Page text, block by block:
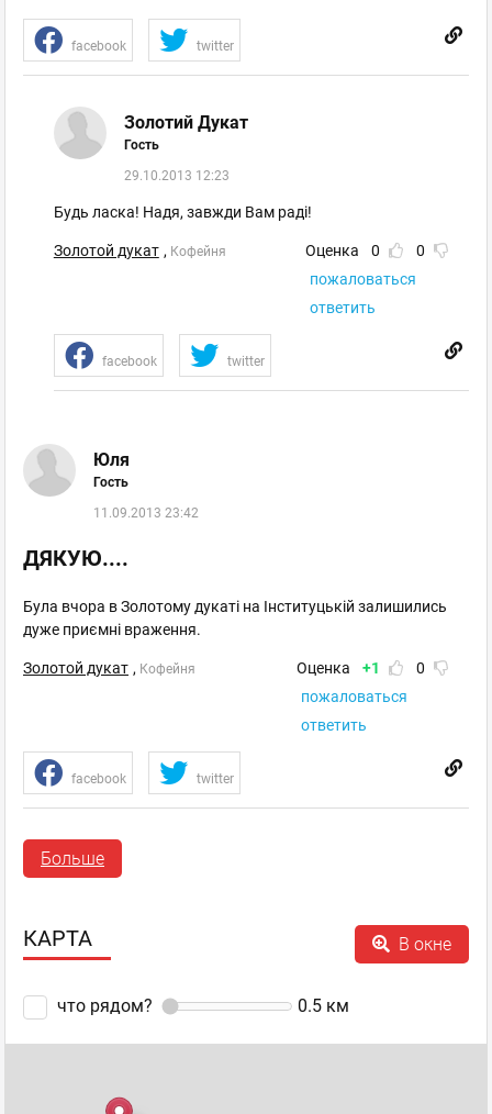
facebook twitter
Золотий Дукат
Гость
29.10.2013 12:23
Будь ласка! Надя, завжди Вам раді!
Золотой дукат , Кофейня Оценка 0
0
пожаловаться
ответить
facebook twitter
Юля
Гость
11.09.2013 23:42
ДЯКУЮ....
Була вчора в Золотому дукаті на Інституцькій залишились
дуже приємні враження.
Золотой дукат , Кофейня Оценка +1
0
пожаловаться
ответить
facebook twitter
Дякуємо і Вам за теплі відгуки!Заходьте ще!
пожаловаться
ответить
facebook
Больше
КАРТА В окне
что рядом? 0.5 км